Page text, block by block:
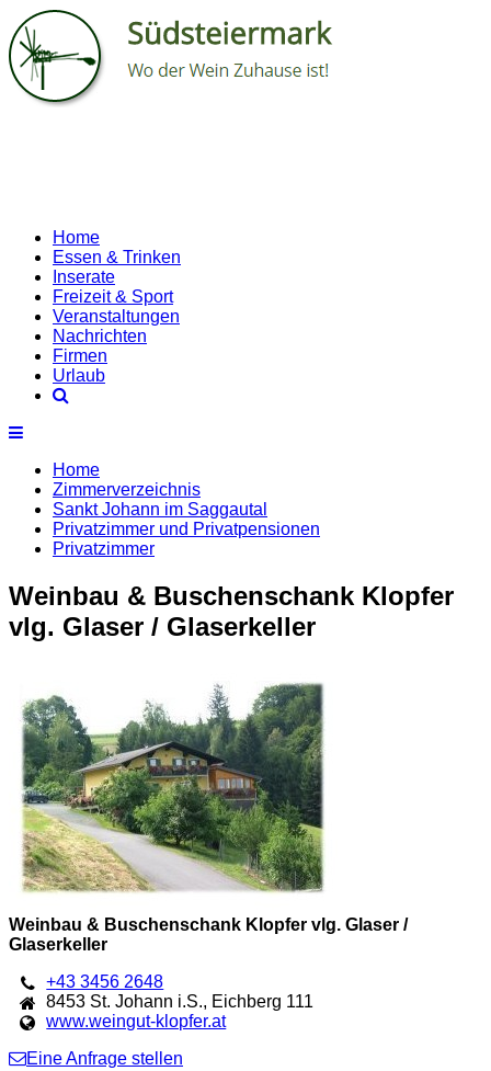
Home
Essen & Trinken
Inserate
Freizeit & Sport
Veranstaltungen
Nachrichten
Firmen
Urlaub
Home
Zimmerverzeichnis
Sankt Johann im Saggautal
Privatzimmer und Privatpensionen
Privatzimmer
Weinbau & Buschenschank Klopfer
vlg. Glaser / Glaserkeller
Weinbau & Buschenschank Klopfer vlg. Glaser /
Glaserkeller
+43 3456 2648
8453 St. Johann i.S., Eichberg 111
www.weingut-klopfer.at
Eine Anfrage stellen